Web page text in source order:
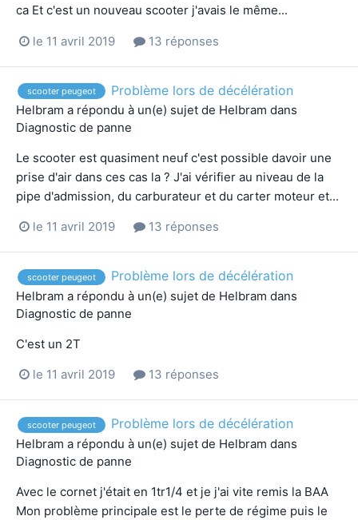
ca Et c'est un nouveau scooter j'avais le même...
le 11 avril 2019 13 réponses
scooter peugeot Problème lors de décélération
Helbram a répondu à un(e) sujet de Helbram dans
Diagnostic de panne
Le scooter est quasiment neuf c'est possible davoir une
prise d'air dans ces cas la ? J'ai vérifier au niveau de la
pipe d'admission, du carburateur et du carter moteur et...
le 11 avril 2019 13 réponses
scooter peugeot Problème lors de décélération
Helbram a répondu à un(e) sujet de Helbram dans
Diagnostic de panne
C'est un 2T
le 11 avril 2019 13 réponses
scooter peugeot Problème lors de décélération
Helbram a répondu à un(e) sujet de Helbram dans
Diagnostic de panne
Avec le cornet j'était en 1tr1/4 et je j'ai vite remis la BAA
Mon problème principale est le perte de régime puis le